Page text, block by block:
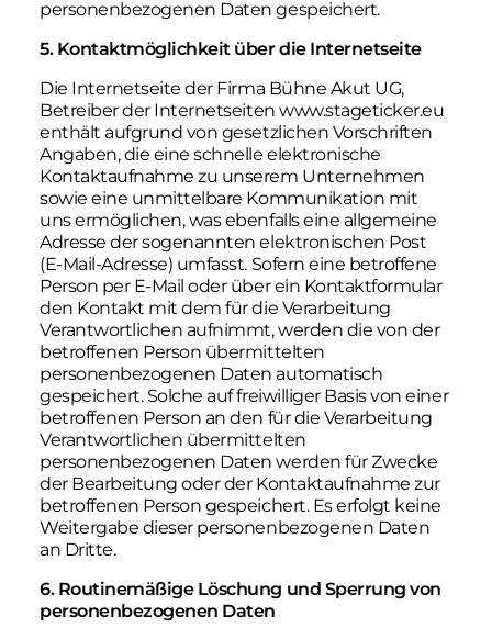
personenbezogenen Daten gespeichert.
5. Kontaktmöglichkeit über die Internetseite
Die Internetseite der Firma Bühne Akut UG,
Betreiber der Internetseiten www.stageticker.eu
enthält aufgrund von gesetzlichen Vorschriften
Angaben, die eine schnelle elektronische
Kontaktaufnahme zu unserem Unternehmen
sowie eine unmittelbare Kommunikation mit
uns ermöglichen, was ebenfalls eine allgemeine
Adresse der sogenannten elektronischen Post
(E-Mail-Adresse) umfasst. Sofern eine betroffene
Person per E-Mail oder über ein Kontaktformular
den Kontakt mit dem für die Verarbeitung
Verantwortlichen aufnimmt, werden die von der
betroffenen Person übermittelten
personenbezogenen Daten automatisch
gespeichert. Solche auf freiwilliger Basis von einer
betroffenen Person an den für die Verarbeitung
Verantwortlichen übermittelten
personenbezogenen Daten werden für Zwecke
der Bearbeitung oder der Kontaktaufnahme zur
betroffenen Person gespeichert. Es erfolgt keine
Weitergabe dieser personenbezogenen Daten
an Dritte.
6. Routinemäßige Löschung und Sperrung von
personenbezogenen Daten